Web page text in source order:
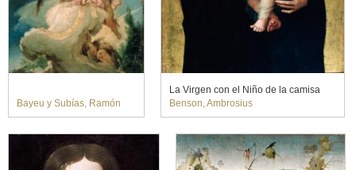
Bayeu y Subías, Ramón
La Virgen con el Niño de la camisa
Benson, Ambrosius